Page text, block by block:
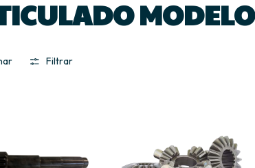
Filtrar